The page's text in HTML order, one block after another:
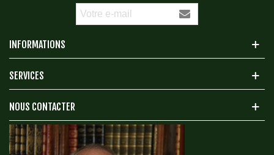
INFORMATIONS
SERVICES
NOUS CONTACTER